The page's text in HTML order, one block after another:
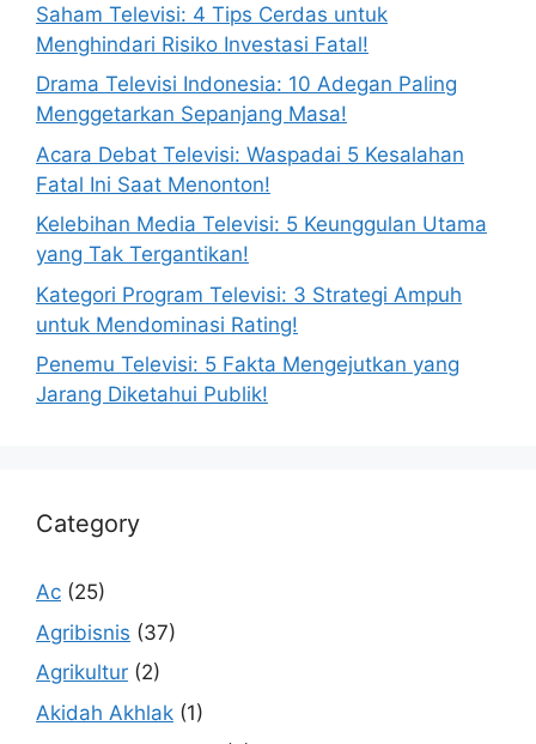
Saham Televisi: 4 Tips Cerdas untuk
Menghindari Risiko Investasi Fatal!
Drama Televisi Indonesia: 10 Adegan Paling
Menggetarkan Sepanjang Masa!
Acara Debat Televisi: Waspadai 5 Kesalahan
Fatal Ini Saat Menonton!
Kelebihan Media Televisi: 5 Keunggulan Utama
yang Tak Tergantikan!
Kategori Program Televisi: 3 Strategi Ampuh
untuk Mendominasi Rating!
Penemu Televisi: 5 Fakta Mengejutkan yang
Jarang Diketahui Publik!
Category
Ac (25)
Agribisnis (37)
Agrikultur (2)
Akidah Akhlak (1)